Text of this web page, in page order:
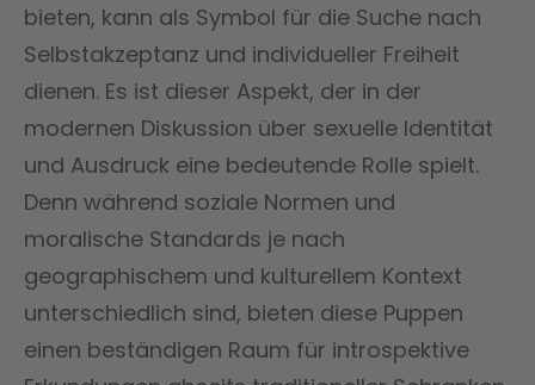
bieten, kann als Symbol für die Suche nach
Selbstakzeptanz und individueller Freiheit
dienen. Es ist dieser Aspekt, der in der
modernen Diskussion über sexuelle Identität
und Ausdruck eine bedeutende Rolle spielt.
Denn während soziale Normen und
moralische Standards je nach
geographischem und kulturellem Kontext
unterschiedlich sind, bieten diese Puppen
einen beständigen Raum für introspektive